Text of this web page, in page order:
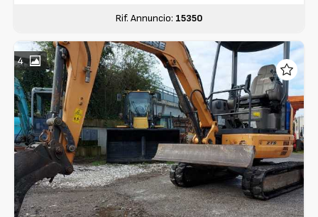
Rif. Annuncio: 15350
4